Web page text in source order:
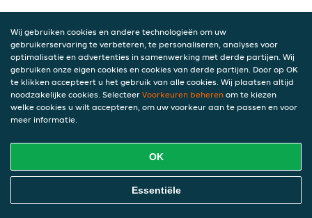
Wij gebruiken cookies en andere technologieën om uw
gebruikerservaring te verbeteren, te personaliseren, analyses voor
optimalisatie en advertenties in samenwerking met derde partijen. Wij
gebruiken onze eigen cookies en cookies van derde partijen. Door op OK
te klikken accepteert u het gebruik van alle cookies. Wij plaatsen altijd
noodzakelijke cookies. Selecteer Voorkeuren beheren om te kiezen
welke cookies u wilt accepteren, om uw voorkeur aan te passen en voor
meer informatie.
OK
Essentiële